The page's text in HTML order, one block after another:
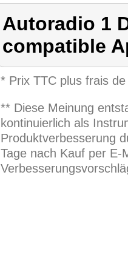
Autoradio 1
compatible
* Prix TTC plus frais
** Diese Meinung
kontinuierlich als
Produktverbesserung
Tage nach Kauf per E-